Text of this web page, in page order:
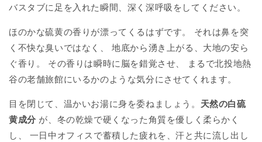
バスタブに足を入れた瞬間、深く深呼吸をしてください。
ほのかな硫黄の香りが漂ってくるはずです。 それは鼻を突
く不快な臭いではなく、 地底から湧き上がる、大地の安ら
ぐ香り。 その香りは瞬時に脳を錯覚させ、 まるで北投地熱
谷の老舗旅館にいるかのような気分にさせてくれます。
目を閉じて、温かいお湯に身を委ねましょう。 天然の白硫
黄成分 が、冬の乾燥で硬くなった角質を優しく柔らかく
し、 一日中オフィスで蓄積した疲れを、汗と共に流し出し